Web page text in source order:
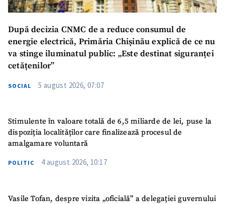
SUSȚINE
După decizia CNMC de a reduce consumul de
energie electrică, Primăria Chișinău explică de ce nu
va stinge iluminatul public: „Este destinat siguranței
cetățenilor”
SOCIAL 5 august 2026, 07:07
Stimulente în valoare totală de 6,5 miliarde de lei, puse la
dispoziția localităților care finalizează procesul de
amalgamare voluntară
POLITIC 4 august 2026, 10:17
Vasile Tofan, despre vizita „oficială” a delegației guvernului